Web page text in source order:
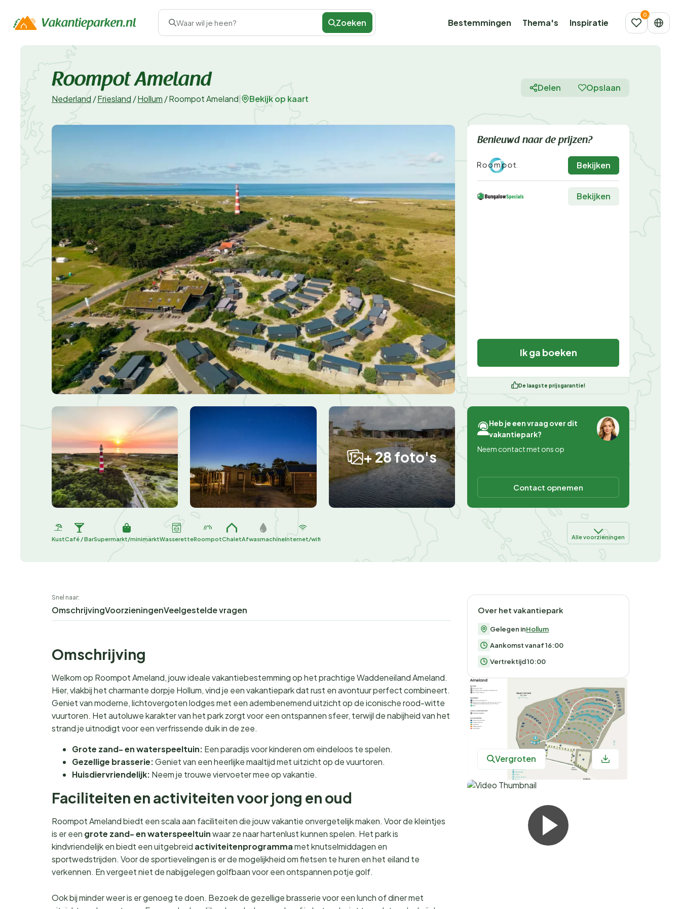
Waar wil je heen? Zoeken Bestemmingen Thema's Inspiratie
Roompot Ameland
Nederland /Friesland /Hollum /Roompot Ameland Bekijk op kaart
Delen Opslaan
+ 28 foto's
Benieuwd naar de prijzen?
Bekijken
Bekijken
Ik ga boeken
De laagste prijsgarantie!
Heb je een vraag over dit
vakantiepark?
Neem contact met ons op
Contact opnemen
KustCafé / BarSupermarkt/minimarktWasseretteRoompotChaletAfwasmachineInternet/wifi Alle voorzieningen
Snel naar:
OmschrijvingVoorzieningenVeelgestelde vragen
Omschrijving
Welkom op Roompot Ameland, jouw ideale vakantiebestemming op het prachtige Waddeneiland Ameland.
Hier, vlakbij het charmante dorpje Hollum, vind je een vakantiepark dat rust en avontuur perfect combineert.
Geniet van moderne, lichtovergoten lodges met een adembenemend uitzicht op de iconische rood-witte
vuurtoren. Het autoluwe karakter van het park zorgt voor een ontspannen sfeer, terwijl de nabijheid van het
strand je uitnodigt voor een verfrissende duik in de zee.
Grote zand- en waterspeeltuin: Een paradijs voor kinderen om eindeloos te spelen.
Gezellige brasserie:Geniet van een heerlijke maaltijd met uitzicht op de vuurtoren.
Huisdiervriendelijk: Neem je trouwe viervoeter mee op vakantie.
Faciliteiten en activiteiten voor jong en oud
Roompot Ameland biedt een scala aan faciliteiten die jouw vakantie onvergetelijk maken. Voor de kleintjes
is er een grote zand- en waterspeeltuinwaar ze naar hartenlust kunnen spelen. Het park is
kindvriendelijk en biedt een uitgebreid activiteitenprogrammamet knutselmiddagen en
sportwedstrijden. Voor de sportievelingen is er de mogelijkheid om fietsen te huren en het eiland te
verkennen. En vergeet niet de nabijgelegen golfbaan voor een ontspannen potje golf.
Ook bij minder weer is er genoeg te doen. Bezoek de gezellige brasserie voor een lunch of diner met
Over het vakantiepark
Gelegen inHollum
Aankomst vanaf 16:00
Vertrektijd 10:00
Vergroten